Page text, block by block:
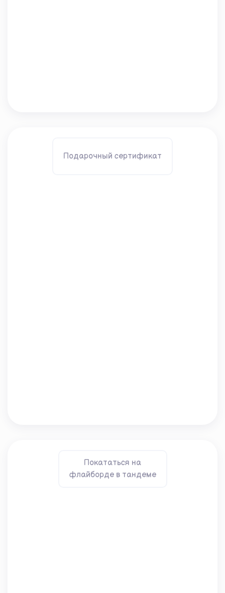
Подарочный сертификат
Покататься на
флайборде в тандеме